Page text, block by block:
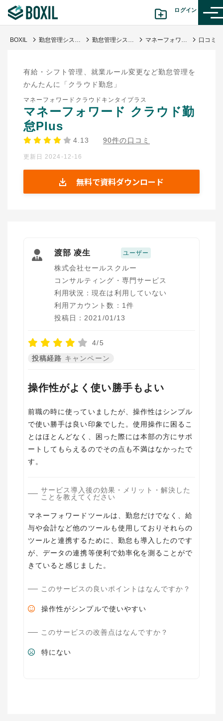
ログイン
診断から探す(β版)
記事から探す
BOXILの使い方ガイド
BOXIL 勤怠管理システムおすすめ17選 - 一覧比較表で費用・機能 | 選び方【シェアランキング】 勤怠管理システム マネーフォワード クラウド勤怠Plus
有給・シフト管理、就業ルール変更など勤怠管理を
かんたんに「クラウド勤怠」
マネーフォワードクラウドキンタイプラス
マネーフォワード クラウド勤
怠Plus
4.13 90件の口コミ
更新日 2024-12-16
無料で資料ダウンロード
渡部 凌生 ユーザー
株式会社セールスクルー
コンサルティング・専門サービス
利用状況：現在は利用していない
利用アカウント数：1件
投稿日：2021/01/13
4/5
投稿経路 キャンペーン
操作性がよく使い勝手もよい
前職の時に使っていましたが、操作性はシンプル
で使い勝手は良い印象でした。使用操作に困るこ
とはほとんどなく、困った際には本部の方にサポ
ートしてもらえるのでその点も不満はなかったで
す。
サービス導入後の効果・メリット・解決した
ことを教えてください
マネーフォワードツールは、勤怠だけでなく、給
与や会計など他のツールも使用しておりそれらの
ツールと連携するために、勤怠も導入したのです
が、データの連携等便利で効率化を測ることがで
きていると感じました。
このサービスの良いポイントはなんですか？
操作性がシンプルで使いやすい
このサービスの改善点はなんですか？
特にない